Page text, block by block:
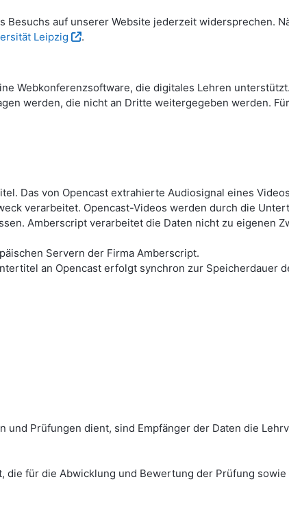
auf unserer Website jederzeit widersprechen.
Leipzig .
Webkonferenzsoftware, die digitales Lehren
werden, die nicht an Dritte weitergegeben werden.
Das von Opencast extrahierte Audiosignal eines
verarbeitet. Opencast-Videos werden durch die
Amberscript verarbeitet die Daten nicht zu eigenen
Servern der Firma Amberscript.
an Opencast erfolgt synchron zur Speicherdauer
Prüfungen dient, sind Empfänger der Daten die
für die Abwicklung und Bewertung der Prüfung